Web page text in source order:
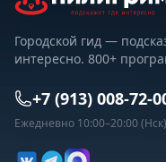
Городской гид —
интересно. 800+
+7 (913) 008-72-
Ежедневно 10:00–20:00 (Нск)